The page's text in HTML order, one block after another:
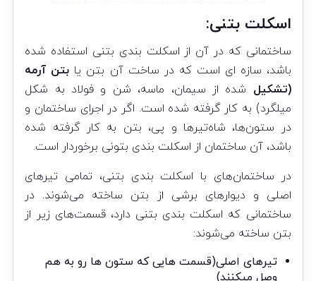
اسکلت بتنی:
ساختمانی که در آن از اسکلت بندی بتنی استفاده شده
باشد، سازه ای است که در ساخت آن بتن یا بتن آرمه
(تشکیل شده از سیمان، ماسه، شن و فولاد به شکل
میلگرد) به کار گرفته شده است. اگر در اجرای ساختمان و
در ستون‌ها، شاه‌تیرها و پی، بتن به کار گرفته شده
باشد، آن ساختمان از اسکلت بندی بتونی برخوردار است.
در ساختمان‌های با اسکلت بندی بتنی، تمامی تیرهای
اصلی ودیوارهای برشی از بتن ساخته می‌شوند. در
ساختمانی که اسکلت بندی بتنی دارد، قسمت‌های زیر از
بتن ساخته می‌شوند:
تیرهای اصلی(قسمت هایی که ستون ها رو به هم
وصل میکنند)